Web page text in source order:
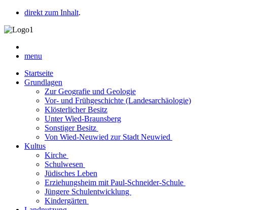
direkt zum Inhalt.
menu
Startseite
Grundlagen
Zur Geografie und Geologie
Vor- und Frühgeschichte (Landesarchäologie)
Klösterlicher Besitz
Unter Wied-Braunsberg
Sonstiger Besitz
Von Wied-Neuwied zur Stadt Neuwied
Kultus
Kirche
Schulwesen
Jüdisches Leben
Erziehungsheim mit Paul-Schneider-Schule
Jüngere Schulentwicklung
Kindergärten